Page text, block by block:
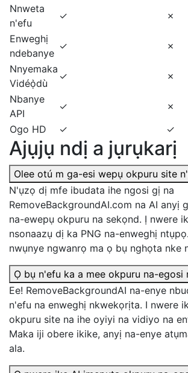
Nnweta
n'efu
✓ ✗
Enweghị
ndebanye
✓ ✗
Nnyemaka
Vidéọ̀dù
✓ ✗
Nbanye
API
✓ ✗
Ogo HD
✓ ✓
Ajụjụ ndị a jụrụkarị
Olee otú m ga-esi wepụ okpuru site
N'ụzọ dị mfe ibudata ihe ngosi gị na
RemoveBackgroundAI.com na AI anyị
na-ewepụ okpuru na sekọnd. Ị nwere
nsonaazụ dị ka PNG na-enweghị
nwụnye ngwanrọ ma ọ bụ nghọta nke
Ọ bụ n'efu ka a mee okpuru na-egosi
Ee! RemoveBackgroundAI na-enye
n'efu na enweghị nkwekọrịta. I nwere
okpuru site na ihe oyiyi na vidiyo na
Maka iji obere ikike, anyị na-enye
ala.